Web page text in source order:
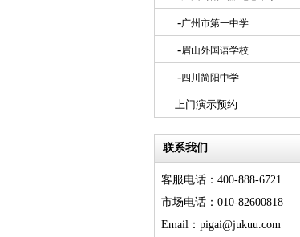
|-广州市第一中学
|-眉山外国语学校
|-四川简阳中学
上门演示预约
联系我们
客服电话：400-888-6721
市场电话：010-82600818
Email：pigai@jukuu.com